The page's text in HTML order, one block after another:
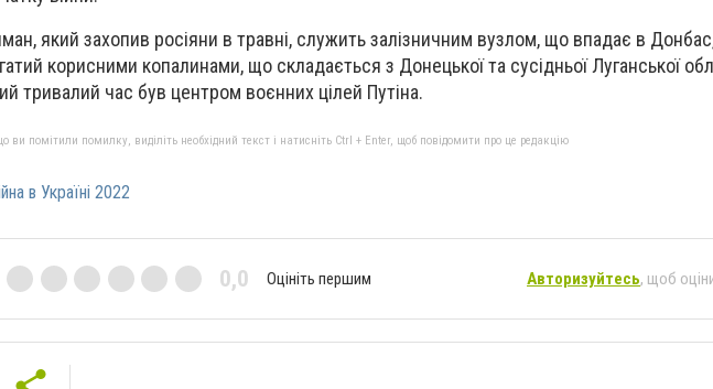
який захопив росіяни в травні, служить залізничним вузлом, що впадає в Донбас,
корисними копалинами, що складається з Донецької та сусідньої Луганської
тривалий час був центром воєнних цілей Путіна.
ви помітили помилку, виділіть необхідний текст і натисніть Ctrl + Enter, щоб повідомити про це редакцію
в Україні 2022
0,0 Оцініть першим Авторизуйтесь, щоб